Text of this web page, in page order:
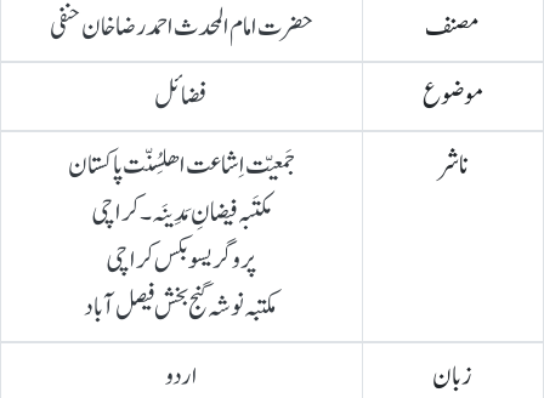
حضرت امام المحدث احمد رضا خان حنفی
مصنف
فضائل
موضوع
جَمعیّت اِشاعت اھلِسُنّت پاکستان
مکتَبہ فیضانِ مَدِینَہ۔ کراچی
پروگریسو بکس کراچی
مکتبہ نوشہ گنج بخش فیصل آباد
ناشر
اردو
زبان